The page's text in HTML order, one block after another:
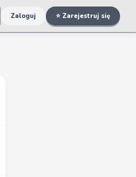
Zaloguj ⭐ Zarejestruj się